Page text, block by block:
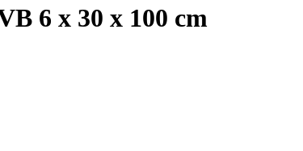
6 x 30 x 100 cm